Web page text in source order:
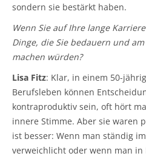
sondern sie bestärkt haben.
Wenn Sie auf Ihre lange
Dinge, die Sie bedauern und
machen würden?
Lisa Fitz: Klar, in einem 50-
Berufsleben können
kontraproduktiv sein, oft hört
innere Stimme. Aber sie waren
ist besser: Wenn man ständig
verweichlicht oder wenn man